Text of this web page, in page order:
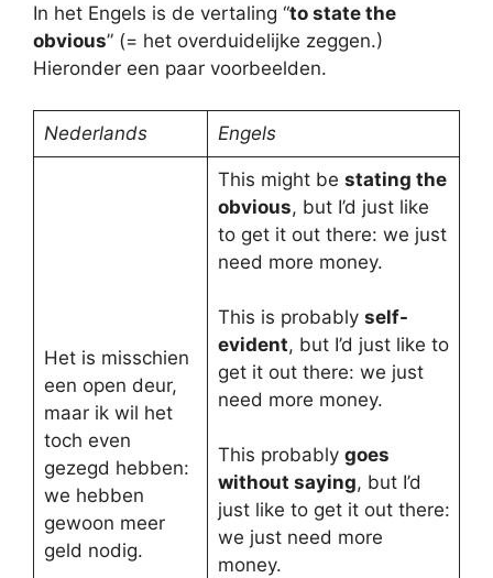
In het Engels is de vertaling “to state the
obvious” (= het overduidelijke zeggen.)
Hieronder een paar voorbeelden.
Nederlands Engels
Het is misschien
een open deur,
maar ik wil het
toch even
gezegd hebben:
we hebben
gewoon meer
geld nodig.
This might be stating the
obvious, but I’d just like
to get it out there: we just
need more money.
This is probably self-
evident, but I’d just like to
get it out there: we just
need more money.
This probably goes
without saying, but I’d
just like to get it out there:
we just need more
money.